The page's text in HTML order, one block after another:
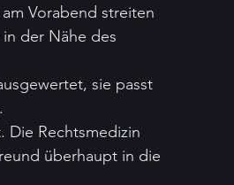
Vorabend streiten
der Nähe des
sie passt
Die Rechtsmedizin
überhaupt in die